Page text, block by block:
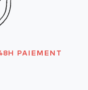
PAIEMENT